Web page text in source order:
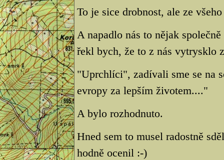
To je sice drobnost, ale ze
A napadlo nás to nějak
řekl bych, že to z nás vytrysklo
"Uprchlíci", zadívali sme se na
evropy za lepším životem...."
A bylo rozhodnuto.
Hned sem to musel radostně
hodně ocenil :-)